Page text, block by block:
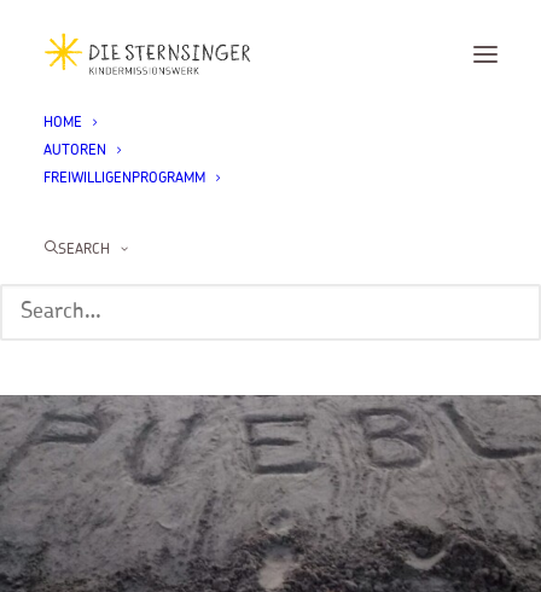
HOME
AUTOREN
FREIWILLIGENPROGRAMM
SEARCH